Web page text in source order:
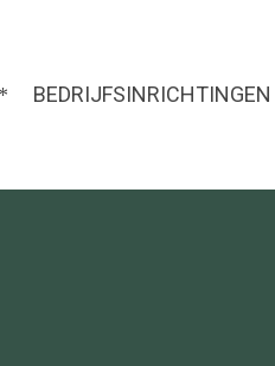
BEDRIJFSINRICHTINGEN